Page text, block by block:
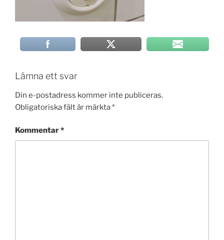
Lämna ett svar
Din e-postadress kommer inte publiceras.
Obligatoriska fält är märkta*
Kommentar*